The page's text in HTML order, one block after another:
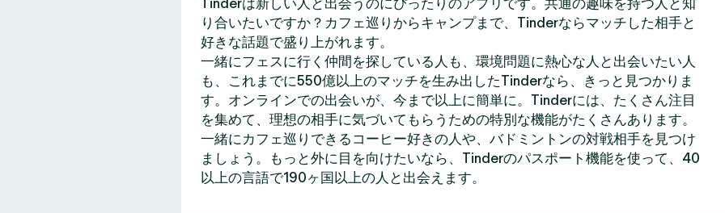
Tinderは新しい人と出会うのにぴったりのアプリです。共通の趣味を持つ人と知
り合いたいですか？カフェ巡りからキャンプまで、Tinderならマッチした相手と
好きな話題で盛り上がれます。
一緒にフェスに行く仲間を探している人も、環境問題に熱心な人と出会いたい人
も、これまでに550億以上のマッチを生み出したTinderなら、きっと見つかりま
す。オンラインでの出会いが、今まで以上に簡単に。Tinderには、たくさん注目
を集めて、理想の相手に気づいてもらうための特別な機能がたくさんあります。
一緒にカフェ巡りできるコーヒー好きの人や、バドミントンの対戦相手を見つけ
ましょう。もっと外に目を向けたいなら、Tinderのパスポート機能を使って、40
以上の言語で190ヶ国以上の人と出会えます。